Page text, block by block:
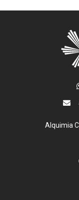
Alquimia